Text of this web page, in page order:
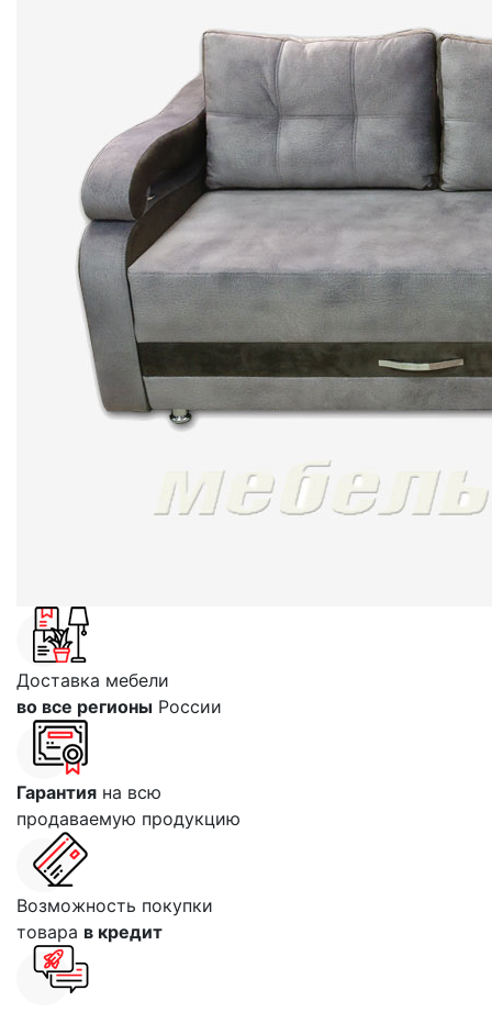
Доставка мебели
во все регионы России
Гарантия на всю
продаваемую продукцию
Возможность покупки
товара в кредит